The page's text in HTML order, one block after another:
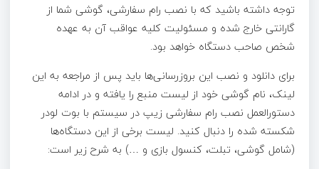
توجه داشته باشید که با نصب رام سفارشی، گوشی شما از
گارانتی خارج شده و مسئولیت کلیه عواقب آن به عهده
شخص صاحب دستگاه خواهد بود.
برای دانلود و نصب این بروزرسانی‌ها باید پس از مراجعه به این
لینک، نام گوشی خود از لیست منبع را یافته و در ادامه
دستورالعمل نصب رام سفارشی زیپ در سیستم با بوت لودر
شکسته شده را دنبال کنید. لیست برخی از این دستگاه‌ها
(شامل گوشی، تبلت، کنسول بازی و …) به شرح زیر است: